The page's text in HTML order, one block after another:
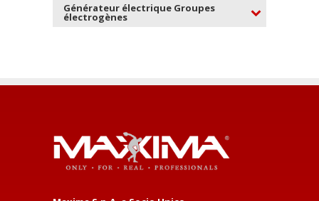
Générateur électrique Groupes
électrogènes